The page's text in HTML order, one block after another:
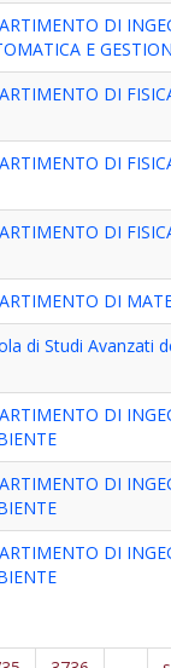
DI
E
DI
DI
DI
DI
di Studi Avanzati
DI
DI
DI